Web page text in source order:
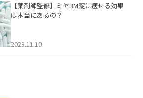
【薬剤師監修】ミヤBM錠に痩せる効果
は本当にあるの？
2023.11.10